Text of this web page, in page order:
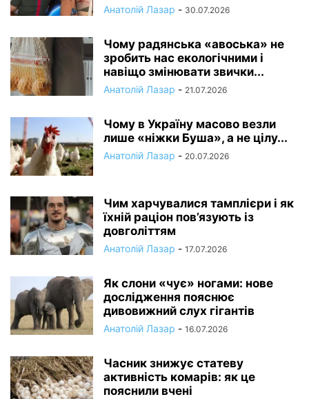
Анатолій Лазар - 30.07.2026
Чому радянська «авоська» не
зробить нас екологічними і
навіщо змінювати звички...
Анатолій Лазар - 21.07.2026
Чому в Україну масово везли
лише «ніжки Буша», а не цілу...
Анатолій Лазар - 20.07.2026
Чим харчувалися тамплієри і як
їхній раціон пов’язують із
довголіттям
Анатолій Лазар - 17.07.2026
Як слони «чує» ногами: нове
дослідження пояснює
дивовижний слух гігантів
Анатолій Лазар - 16.07.2026
Часник знижує статеву
активність комарів: як це
пояснили вчені